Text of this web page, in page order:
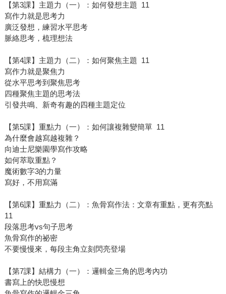
【第3課】主題力（一）：如何發想主題 11
寫作力就是思考力
廣泛發想，練習水平思考
脈絡思考，梳理想法
【第4課】主題力（二）：如何聚焦主題 11
寫作力就是聚焦力
從水平思考到聚焦思考
四種聚焦主題的思考法
引發共鳴、新奇有趣的四種主題定位
【第5課】重點力（一）：如何讓複雜變簡單 11
為什麼會越寫越複雜？
向迪士尼樂園學寫作攻略
如何萃取重點？
魔術數字3的力量
寫好，不用寫滿
【第6課】重點力（二）：魚骨寫作法：文章有重點，更有亮點
11
段落思考vs句子思考
魚骨寫作的祕密
不要慢慢來，每段主角立刻閃亮登場
【第7課】結構力（一）：邏輯金三角的思考內功
書寫上的快思慢想